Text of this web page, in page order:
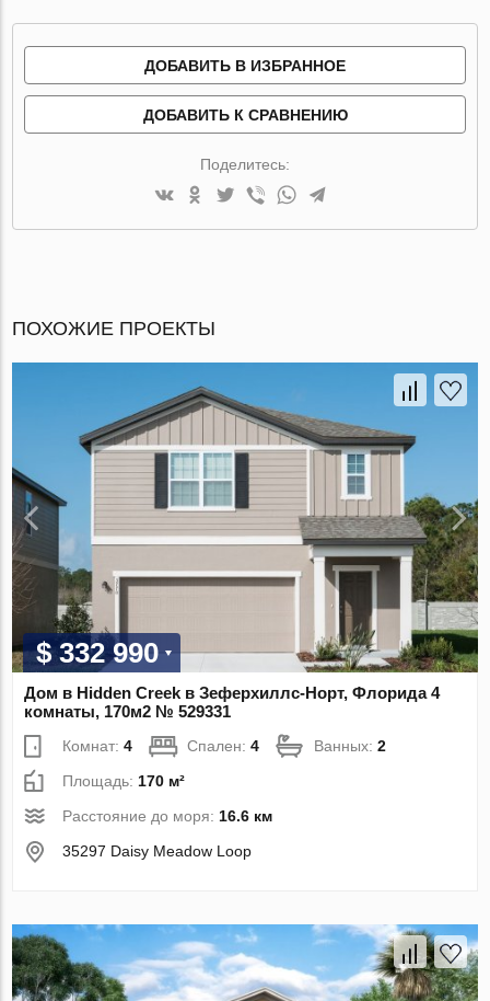
ДОБАВИТЬ В ИЗБРАННОЕ
ДОБАВИТЬ К СРАВНЕНИЮ
Поделитесь:
ПОХОЖИЕ ПРОЕКТЫ
$ 332 990
Дом в Hidden Creek в Зеферхиллс-Норт, Флорида 4
комнаты, 170м2 № 529331
Комнат:4 Спален:4 Ванных:2
Площадь:170 м²
Расстояние до моря:16.6 км
35297 Daisy Meadow Loop